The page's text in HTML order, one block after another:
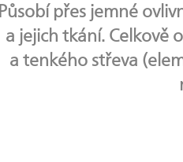
Působí přes jemné
a jejich tkání. Celkově
a tenkého střeva